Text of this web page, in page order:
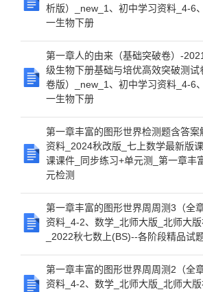
析版）_new_1、初中学习资料_4-6
一生物下册
第一章人的由来（基础突破卷）-
级生物下册基础与培优高效突破测试
卷版）_new_1、初中学习资料_4-6
一生物下册
第一章丰富的图形世界检测题含答案
资料_2024秋改版_七上数学最新版
课课件_同步练习+单元测_第一章丰
元检测
第一章丰富的图形世界周周测3（全
资料_4-2、数学_北师大版_北师大
_2022秋七数上(BS)--各阶段精品试
第一章丰富的图形世界周周测2（全
资料_4-2、数学_北师大版_北师大